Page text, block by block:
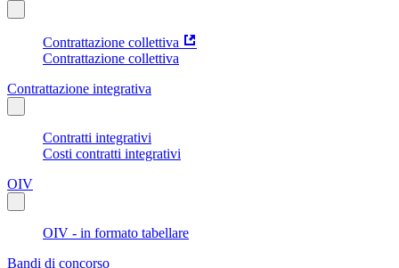
Contrattazione collettiva
Contrattazione collettiva
Contrattazione integrativa
Contratti integrativi
Costi contratti integrativi
OIV
OIV - in formato tabellare
Bandi di concorso